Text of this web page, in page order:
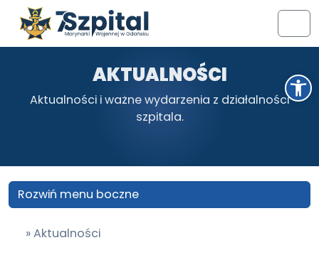
Otwórz pasek narzędzi
Przejdź do treści
Przejdź do stopki
AKTUALNOŚCI
Aktualności i ważne wydarzenia z działalności
szpitala.
»Aktualności
Rozwiń menu boczne